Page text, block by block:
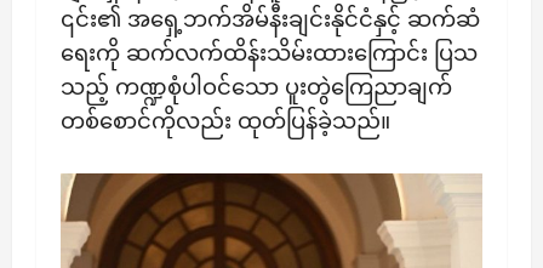
၎င်း၏ အရှေ့ဘက်အိမ်နီးချင်းနိုင်ငံနှင့် ဆက်ဆံ
ရေးကို ဆက်လက်ထိန်းသိမ်းထားကြောင်း ပြသ
သည့် ကဏ္ဍစုံပါဝင်သော ပူးတွဲကြေညာချက်
တစ်စောင်ကိုလည်း ထုတ်ပြန်ခဲ့သည်။